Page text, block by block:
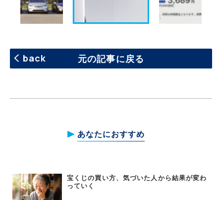
back 元の記事に戻る
あなたにおすすめ
宝くじの買い方、気づいた人から結果が変わ
っていく